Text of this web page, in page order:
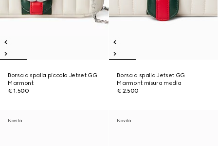
Borsa a spalla piccola Jetset GG
Marmont
€ 1.500
Borsa a spalla Jetset GG
Marmont misura media
€ 2.500
Novità Novità